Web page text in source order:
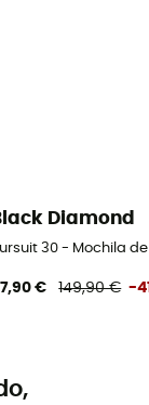
Diamond
30 - Mochila
€ 149,90 € -